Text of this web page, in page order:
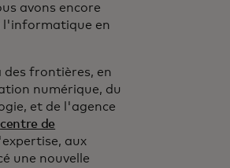
avons encore
l'informatique en
des frontières, en
numérique, du
et de l'agence
centre de
aux
une nouvelle